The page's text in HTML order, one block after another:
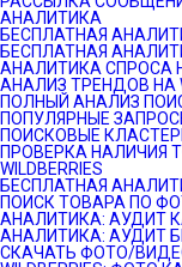
АНАЛИТИКА
БЕСПЛАТНАЯ
БЕСПЛАТНАЯ
АНАЛИТИКА СПРОСА
АНАЛИЗ ТРЕНДОВ НА
ПОЛНЫЙ АНАЛИЗ
ПОПУЛЯРНЫЕ ЗАПРОСЫ
ПОИСКОВЫЕ КЛАСТЕРЫ
ПРОВЕРКА НАЛИЧИЯ
WILDBERRIES
БЕСПЛАТНАЯ
ПОИСК ТОВАРА ПО
АНАЛИТИКА: АУДИТ
АНАЛИТИКА: АУДИТ
СКАЧАТЬ ФОТО/